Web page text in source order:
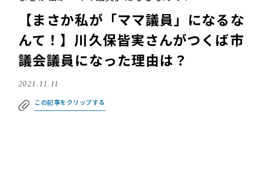
【まさか私が「ママ議員」になるな
んて！】川久保皆実さんがつくば市
議会議員になった理由は？
2021.11.11
この記事をクリップする